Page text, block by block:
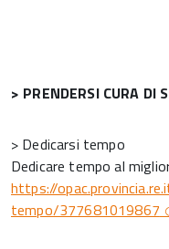
> PRENDERSI CURA DI
> Dedicarsi tempo
Dedicare tempo al
https://
tempo/377681019867